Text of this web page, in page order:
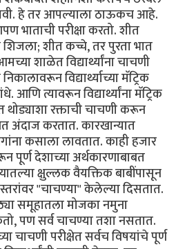
हे तर आपल्याला ठाऊकच आहे.
भाताची परीक्षा करतो. शीत
शीत कच्चे, तर पुरता भात
शाळेत विद्यार्थ्यांना चाचणी
विद्यार्थ्याच्या मॅट्रिक
आणि त्यावरून विद्यार्थ्यांना मॅट्रिक
थोड्याशा रक्ताची चाचणी करून
अंदाज करतात. कारखान्यात
कसाला लावतात. काही हजार
पूर्ण देशाच्या अर्थकारणाबाबत
क्षुल्लक वैयक्तिक बाबींपासून
स्तरांवर "चाचण्या" केलेल्या दिसतात.
समूहातला मोजका नमुना
पण सर्व चाचण्या तशा नसतात.
चाचणी परीक्षेत सर्वच विषयांचे पूर्ण